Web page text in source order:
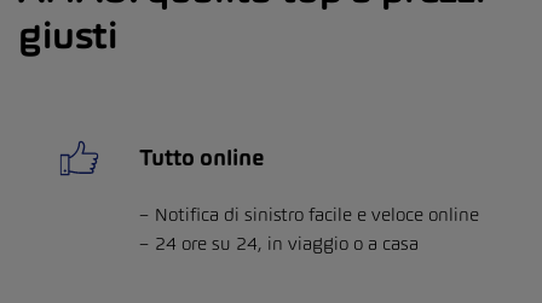
giusti
Tutto online
Notifica di sinistro facile e veloce online
24 ore su 24, in viaggio o a casa